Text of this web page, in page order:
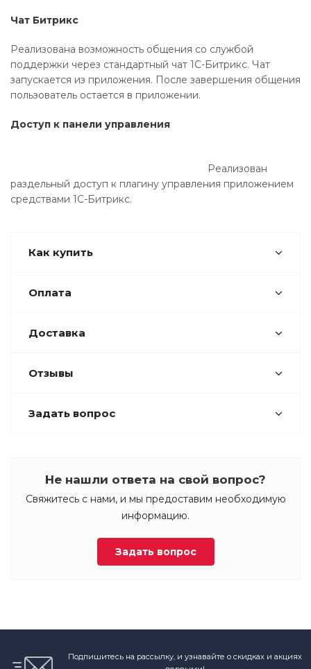
Чат Битрикс
Реализована возможность общения со службой
поддержки через стандартный чат 1С-Битрикс. Чат
запускается из приложения. После завершения общения
пользователь остается в приложении.
Доступ к панели управления
Реализован
раздельный доступ к плагину управления приложением
средствами 1С-Битрикс.
Как купить
Оплата
Доставка
Отзывы
Задать вопрос
Не нашли ответа на свой вопрос?
Свяжитесь с нами, и мы предоставим необходимую
информацию.
Задать вопрос
Подпишитесь на рассылку, и узнавайте о скидках и акциях